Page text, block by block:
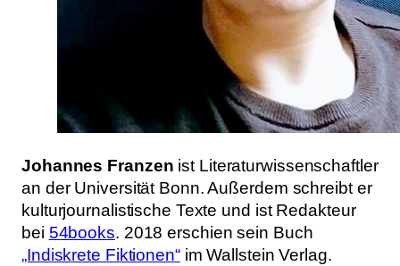
Johannes Franzen ist Literaturwissenschaftler
an der Universität Bonn. Außerdem schreibt er
kulturjournalistische Texte und ist Redakteur
bei 54books. 2018 erschien sein Buch
„Indiskrete Fiktionen“im Wallstein Verlag.